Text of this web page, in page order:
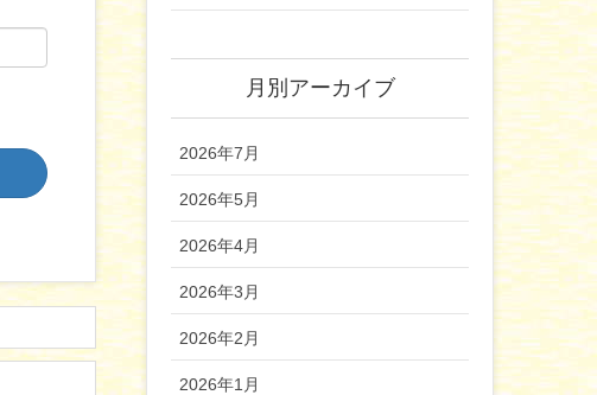
月別アーカイブ
2026年7月
2026年5月
2026年4月
2026年3月
2026年2月
2026年1月